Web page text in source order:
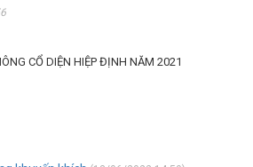
CỔ DIỆN HIỆP ĐỊNH NĂM 2021